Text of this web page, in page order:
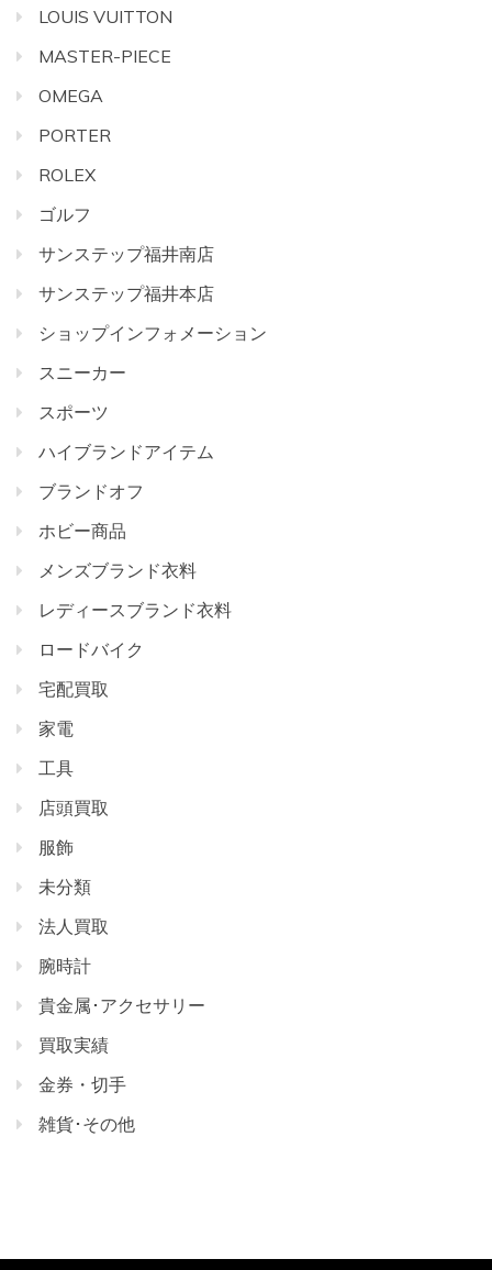
LOUIS VUITTON
MASTER-PIECE
OMEGA
PORTER
ROLEX
ゴルフ
サンステップ福井南店
サンステップ福井本店
ショップインフォメーション
スニーカー
スポーツ
ハイブランドアイテム
ブランドオフ
ホビー商品
メンズブランド衣料
レディースブランド衣料
ロードバイク
宅配買取
家電
工具
店頭買取
服飾
未分類
法人買取
腕時計
貴金属･アクセサリー
買取実績
金券・切手
雑貨･その他